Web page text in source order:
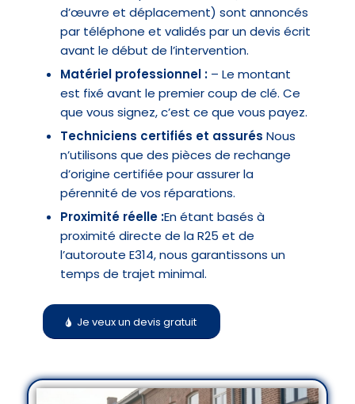
d’œuvre et déplacement) sont annoncés
par téléphone et validés par un devis écrit
avant le début de l’intervention.
Matériel professionnel :– Le montant
est fixé avant le premier coup de clé. Ce
que vous signez, c’est ce que vous payez.
Techniciens certifiés et assurés Nous
n’utilisons que des pièces de rechange
d’origine certifiée pour assurer la
pérennité de vos réparations.
Proximité réelle :En étant basés à
proximité directe de la R25 et de
l’autoroute E314, nous garantissons un
temps de trajet minimal.
Je veux un devis gratuit